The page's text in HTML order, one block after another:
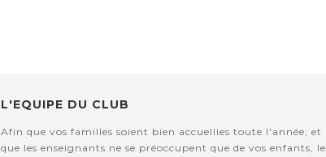
L'EQUIPE DU CLUB
Afin que vos familles soient bien accuellies toute l'année, et
que les enseignants ne se préoccupent que de vos enfants, le